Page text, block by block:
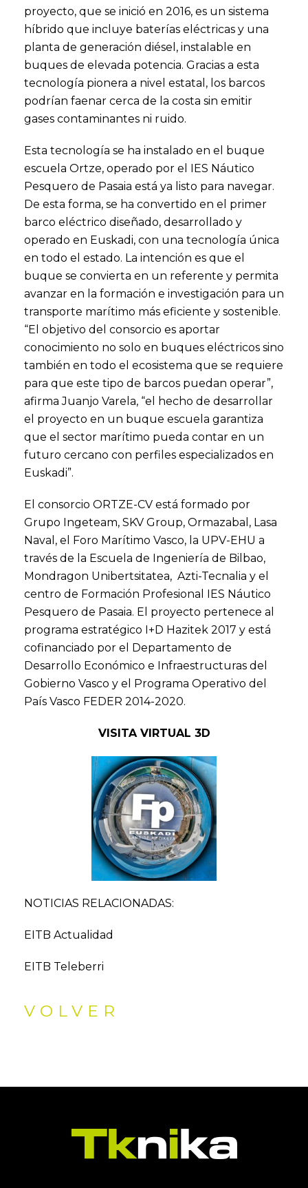
proyecto, que se inició en 2016, es un sistema
híbrido que incluye baterías eléctricas y una
planta de generación diésel, instalable en
buques de elevada potencia. Gracias a esta
tecnología pionera a nivel estatal, los barcos
podrían faenar cerca de la costa sin emitir
gases contaminantes ni ruido.
Esta tecnología se ha instalado en el buque
escuela Ortze, operado por el IES Náutico
Pesquero de Pasaia está ya listo para navegar.
De esta forma, se ha convertido en el primer
barco eléctrico diseñado, desarrollado y
operado en Euskadi, con una tecnología única
en todo el estado. La intención es que el
buque se convierta en un referente y permita
avanzar en la formación e investigación para un
transporte marítimo más eficiente y sostenible.
“El objetivo del consorcio es aportar
conocimiento no solo en buques eléctricos sino
también en todo el ecosistema que se requiere
para que este tipo de barcos puedan operar”,
afirma Juanjo Varela, “el hecho de desarrollar
el proyecto en un buque escuela garantiza
que el sector marítimo pueda contar en un
futuro cercano con perfiles especializados en
Euskadi”.
El consorcio ORTZE-CV está formado por
Grupo Ingeteam, SKV Group, Ormazabal, Lasa
Naval, el Foro Marítimo Vasco, la UPV-EHU a
través de la Escuela de Ingeniería de Bilbao,
Mondragon Unibertsitatea, Azti-Tecnalia y el
centro de Formación Profesional IES Náutico
Pesquero de Pasaia. El proyecto pertenece al
programa estratégico I+D Hazitek 2017 y está
cofinanciado por el Departamento de
Desarrollo Económico e Infraestructuras del
Gobierno Vasco y el Programa Operativo del
País Vasco FEDER 2014-2020.
VISITA VIRTUAL 3D
NOTICIAS RELACIONADAS:
EITB Actualidad
EITB Teleberri
VOLVER